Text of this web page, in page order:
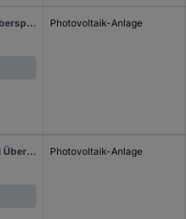
Phoenix Contact 2800628 VAL-MS 1000DC-PV/2+V Überspannungsschutz-Ableiter Überspannungsschutz für: Photovoltaik-Anlage 15 kA 1 St. Photovoltaik-Anlage
Phoenix Contact 2800641 VAL-MS 600DC-PV/2+V-FM Überspannungsschutz-Ableiter Überspannungsschutz für: Photovoltaik-Anlage 15 kA 1 St. Photovoltaik-Anlage